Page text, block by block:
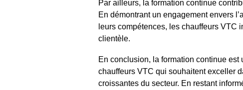
Par ailleurs, la formation continue
En démontrant un engagement envers
leurs compétences, les chauffeurs VTC
clientèle.
En conclusion, la formation continue
chauffeurs VTC qui souhaitent exceller
croissantes du secteur. En restant